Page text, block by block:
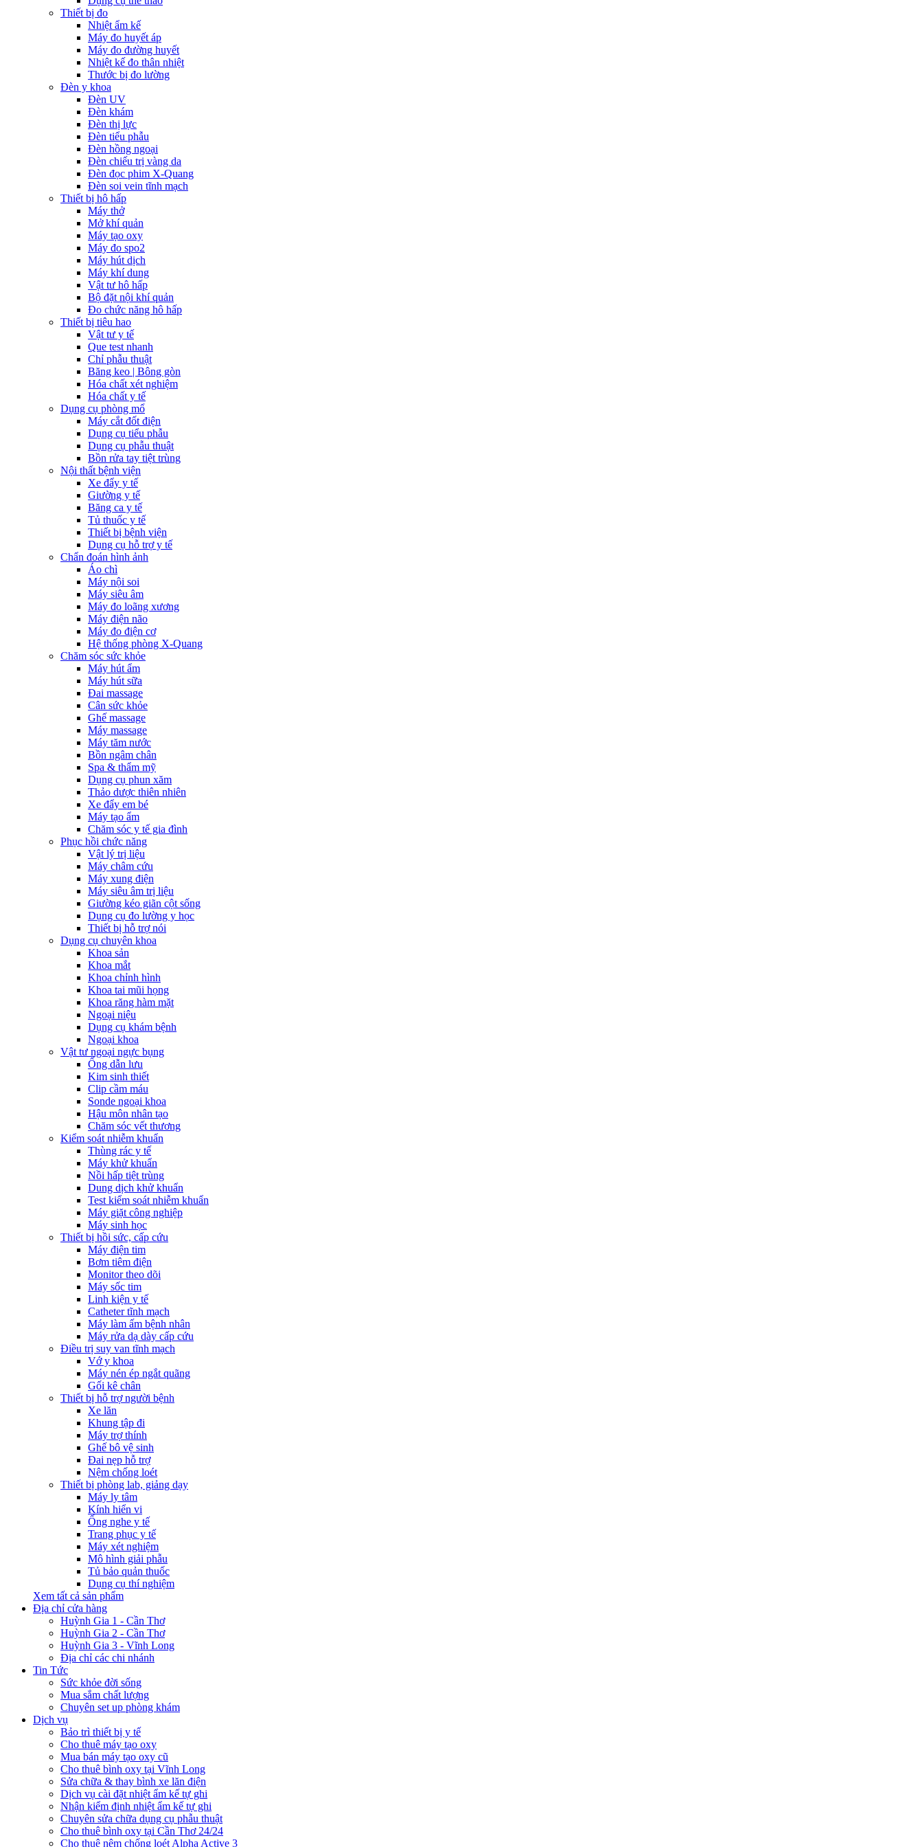
Thiết bị đo
Nhiệt ẩm kế
Máy đo huyết áp
Máy đo đường huyết
Nhiệt kế đo thân nhiệt
Thước bị đo lường
Đèn y khoa
Đèn UV
Đèn khám
Đèn thị lực
Đèn tiểu phẫu
Đèn hồng ngoại
Đèn chiếu trị vàng da
Đèn đọc phim X-Quang
Đèn soi vein tĩnh mạch
Thiết bị hô hấp
Máy thở
Mở khí quản
Máy tạo oxy
Máy đo spo2
Máy hút dịch
Máy khí dung
Vật tư hô hấp
Bộ đặt nội khí quản
Đo chức năng hô hấp
Thiết bị tiêu hao
Vật tư y tế
Que test nhanh
Chỉ phẫu thuật
Băng keo | Bông gòn
Hóa chất xét nghiệm
Hóa chất y tế
Dụng cụ phòng mổ
Máy cắt đốt điện
Dụng cụ tiểu phẫu
Dụng cụ phẫu thuật
Bồn rửa tay tiệt trùng
Nội thất bệnh viện
Xe đẩy y tế
Giường y tế
Băng ca y tế
Tủ thuốc y tế
Thiết bị bệnh viện
Dụng cụ hỗ trợ y tế
Chẩn đoán hình ảnh
Áo chì
Máy nội soi
Máy siêu âm
Máy đo loãng xương
Máy điện não
Máy đo điện cơ
Hệ thống phòng X-Quang
Chăm sóc sức khỏe
Máy hút ẩm
Máy hút sữa
Đai massage
Cân sức khỏe
Ghế massage
Máy massage
Máy tăm nước
Bồn ngâm chân
Spa & thẩm mỹ
Dụng cụ phun xăm
Thảo dược thiên nhiên
Xe đẩy em bé
Máy tạo ẩm
Chăm sóc y tế gia đình
Phục hồi chức năng
Vật lý trị liệu
Máy châm cứu
Máy xung điện
Máy siêu âm trị liệu
Giường kéo giãn cột sống
Dụng cụ đo lường y học
Thiết bị hỗ trợ nói
Dụng cụ chuyên khoa
Khoa sản
Khoa mắt
Khoa chỉnh hình
Khoa tai mũi họng
Khoa răng hàm mặt
Ngoại niệu
Dụng cụ khám bệnh
Ngoại khoa
Vật tư ngoại ngực bụng
Ống dẫn lưu
Kim sinh thiết
Clip cầm máu
Sonde ngoại khoa
Hậu môn nhân tạo
Chăm sóc vết thương
Kiểm soát nhiễm khuẩn
Thùng rác y tế
Máy khử khuẩn
Nồi hấp tiệt trùng
Dung dịch khử khuẩn
Test kiểm soát nhiễm khuẩn
Máy giặt công nghiệp
Máy sinh học
Thiết bị hồi sức, cấp cứu
Máy điện tim
Bơm tiêm điện
Monitor theo dõi
Máy sốc tim
Linh kiện y tế
Catheter tĩnh mạch
Máy làm ấm bệnh nhân
Máy rửa dạ dày cấp cứu
Điều trị suy van tĩnh mạch
Vớ y khoa
Máy nén ép ngắt quãng
Gối kê chân
Thiết bị hỗ trợ người bệnh
Xe lăn
Khung tập đi
Máy trợ thính
Ghế bô vệ sinh
Đai nẹp hỗ trợ
Nệm chống loét
Thiết bị phòng lab, giảng dạy
Máy ly tâm
Kính hiển vi
Ống nghe y tế
Trang phục y tế
Máy xét nghiệm
Mô hình giải phẫu
Tủ bảo quản thuốc
Dụng cụ thí nghiệm
Xem tất cả sản phẩm
Địa chỉ cửa hàng
Huỳnh Gia 1 - Cần Thơ
Huỳnh Gia 2 - Cần Thơ
Huỳnh Gia 3 - Vĩnh Long
Địa chỉ các chi nhánh
Tin Tức
Sức khỏe đời sống
Mua sắm chất lượng
Chuyên set up phòng khám
Dịch vụ
Bảo trì thiết bị y tế
Cho thuê máy tạo oxy
Mua bán máy tạo oxy cũ
Cho thuê bình oxy tại Vĩnh Long
Sửa chữa & thay bình xe lăn điện
Dịch vụ cài đặt nhiệt ẩm kế tự ghi
Nhận kiểm định nhiệt ẩm kế tự ghi
Chuyên sửa chữa dụng cụ phẫu thuật
Cho thuê bình oxy tại Cần Thơ 24/24
Cho thuê nệm chống loét Alpha Active 3